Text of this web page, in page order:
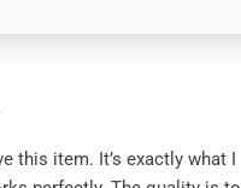
this item. It’s exactly what I